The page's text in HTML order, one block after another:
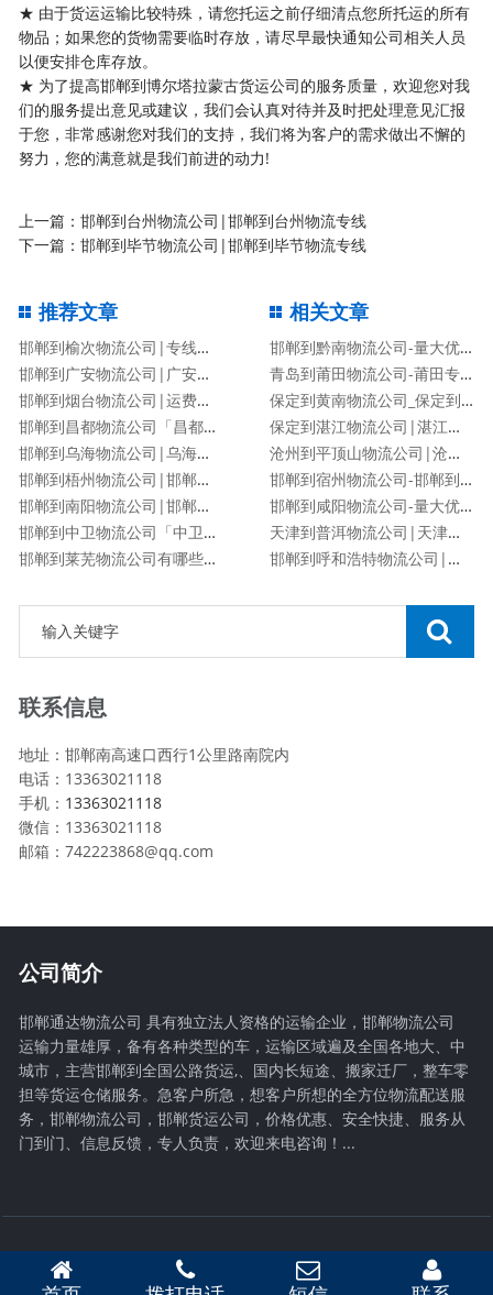
★ 由于货运运输比较特殊，请您托运之前仔细清点您所托运的所有
物品；如果您的货物需要临时存放，请尽早最快通知公司相关人员
以便安排仓库存放。
★ 为了提高邯郸到博尔塔拉蒙古货运公司的服务质量，欢迎您对我
们的服务提出意见或建议，我们会认真对待并及时把处理意见汇报
于您，非常感谢您对我们的支持，我们将为客户的需求做出不懈的
努力，您的满意就是我们前进的动力!
上一篇：邯郸到台州物流公司|邯郸到台州物流专线
下一篇：邯郸到毕节物流公司|邯郸到毕节物流专线
推荐文章
邯郸到榆次物流公司|专线直达
邯郸到广安物流公司|广安专线
邯郸到烟台物流公司|运费查询
邯郸到昌都物流公司「昌都专线」
邯郸到乌海物流公司|乌海专线
邯郸到梧州物流公司|邯郸到梧州物流专线
邯郸到南阳物流公司|邯郸到南阳货运专线
邯郸到中卫物流公司「中卫专线」
邯郸到莱芜物流公司有哪些专线
相关文章
邯郸到黔南物流公司-量大优惠「价格优惠」
青岛到莆田物流公司-莆田专线
保定到黄南物流公司_保定到黄南物流专线
保定到湛江物流公司|湛江专线
沧州到平顶山物流公司|沧州到平顶山物流专线
邯郸到宿州物流公司-邯郸到宿州货运专线
邯郸到咸阳物流公司-量大优惠「价格优惠」
天津到普洱物流公司|天津到普洱物流专线
邯郸到呼和浩特物流公司|邯郸到呼和浩特物流专线
联系信息
地址：邯郸南高速口西行1公里路南院内
电话：13363021118
手机： 13363021118
微信：13363021118
邮箱：742223868@qq.com
公司简介
邯郸通达物流公司 具有独立法人资格的运输企业，邯郸物流公司
运输力量雄厚，备有各种类型的车，运输区域遍及全国各地大、中
城市，主营邯郸到全国公路货运,、国内长短途、搬家迁厂，整车零
担等货运仓储服务。急客户所急，想客户所想的全方位物流配送服
务，邯郸物流公司，邯郸货运公司，价格优惠、安全快捷、服务从
门到门、信息反馈，专人负责，欢迎来电咨询！...